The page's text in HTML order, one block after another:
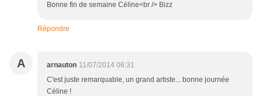
Bonne fin de semaine Céline<br /> Bizz
Répondre
A arnauton 11/07/2014 06:31
C'est juste remarquable, un grand artiste... bonne journée
Céline !